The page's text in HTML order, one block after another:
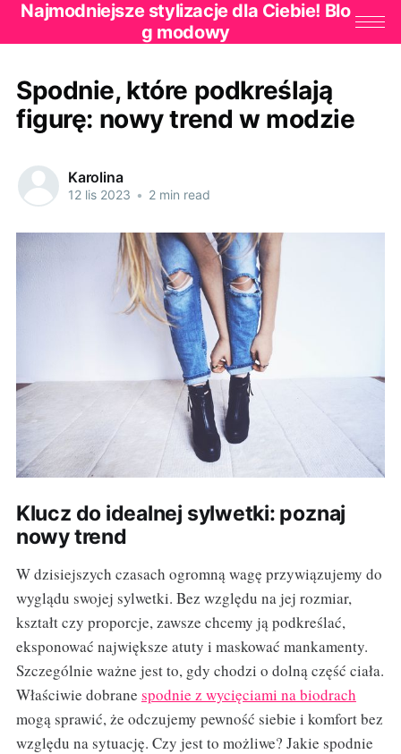
Najmodniejsze stylizacje dla Ciebie! Blo
g modowy
Spodnie, które podkreślają
figurę: nowy trend w modzie
Karolina
12 lis 2023 • 2 min read
Klucz do idealnej sylwetki: poznaj
nowy trend
W dzisiejszych czasach ogromną wagę przywiązujemy do
wyglądu swojej sylwetki. Bez względu na jej rozmiar,
kształt czy proporcje, zawsze chcemy ją podkreślać,
eksponować największe atuty i maskować mankamenty.
Szczególnie ważne jest to, gdy chodzi o dolną część ciała.
Właściwie dobrane spodnie z wycięciami na biodrach
mogą sprawić, że odczujemy pewność siebie i komfort bez
względu na sytuację. Czy jest to możliwe? Jakie spodnie